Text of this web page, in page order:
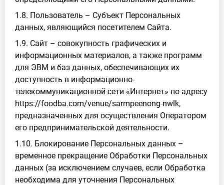
1.8. Пользователь – Субъект Персональных
данных, являющийся посетителем Сайта.
1.9. Сайт – совокупность графических и
информационных материалов, а также программ
для ЭВМ и баз данных, обеспечивающих их
доступность в информационно-
телекоммуникационной сети «Интернет» по адресу
https://foodba.com/venue/sarmpeenong-nwlk,
предназначенных для осуществления Оператором
его предпринимательской деятельности.
1.10. Блокирование Персональных данных –
временное прекращение Обработки Персональных
данных (за исключением случаев, если Обработка
необходима для уточнения Персональных